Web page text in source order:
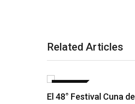
Related Articles
El 48° Festival Cuna de